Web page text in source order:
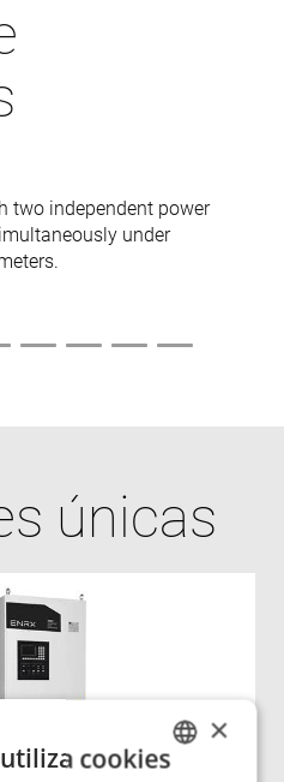
two independent power
under
únicas
×
cookies